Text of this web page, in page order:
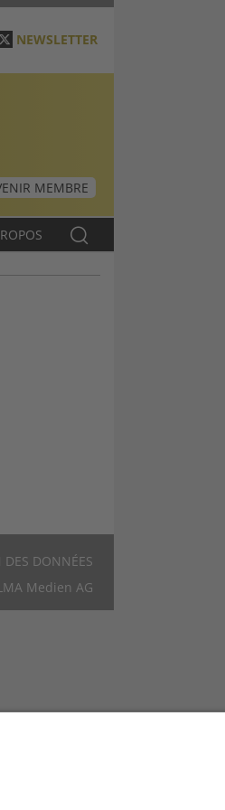
NEWSLETTER
MEMBRE
FR
DES DONNÉES
Medien AG